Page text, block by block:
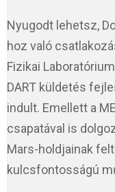
Nyugodt lehetsz,
hoz való
Fizikai
DART küldetés
indult. Emellett a
csapatával is
Mars-holdjainak
kulcsfontosságú